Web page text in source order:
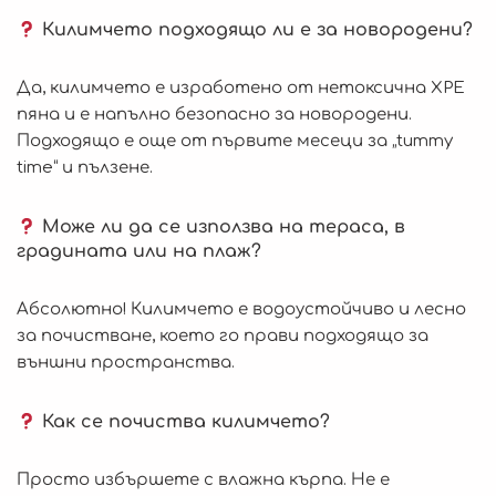
Килимчето подходящо ли е за новородени?
Да, килимчето е изработено от нетоксична XPE
пяна и е напълно безопасно за новородени.
Подходящо е още от първите месеци за „tummy
time“ и пълзене.
Може ли да се използва на тераса, в
градината или на плаж?
Абсолютно! Килимчето е водоустойчиво и лесно
за почистване, което го прави подходящо за
външни пространства.
Как се почиства килимчето?
Просто избършете с влажна кърпа. Не е